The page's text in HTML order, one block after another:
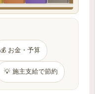
💰 お金・予算
💡 施主支給で節約